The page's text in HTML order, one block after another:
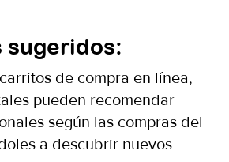
sugeridos:
de compra en línea,
pueden recomendar
según las compras del
a descubrir nuevos